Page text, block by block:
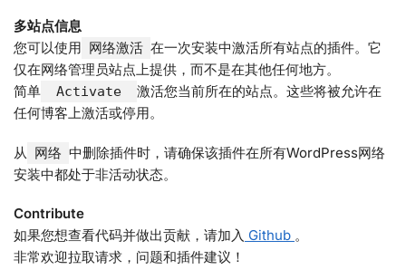
多站点信息
您可以使用
网络激活 在一次安装中激活所有站点的插件。它
仅在网络管理员站点上提供，而不是在其他任何地方。
简单
Activate
激活您当前所在的站点。这些将被允许在
任何博客上激活或停用。
从 网络 中删除插件时，请确保该插件在所有WordPress网络
安装中都处于非活动状态。
Contribute
如果您想查看代码并做出贡献，请加入 Github 。
非常欢迎拉取请求，问题和插件建议！